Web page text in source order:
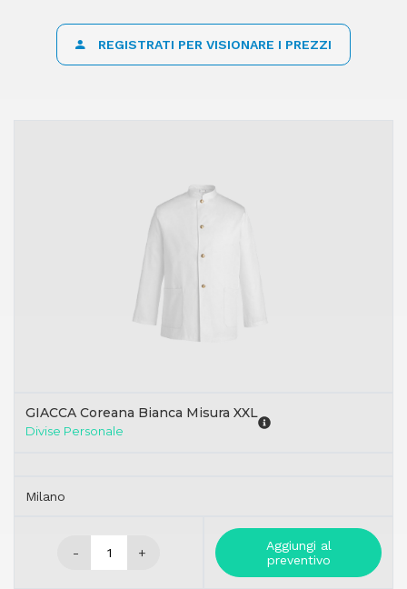
REGISTRATI PER VISIONARE I PREZZI
GIACCA Coreana Bianca Misura XXL
Divise Personale
Milano
- +
Aggiungi al
preventivo